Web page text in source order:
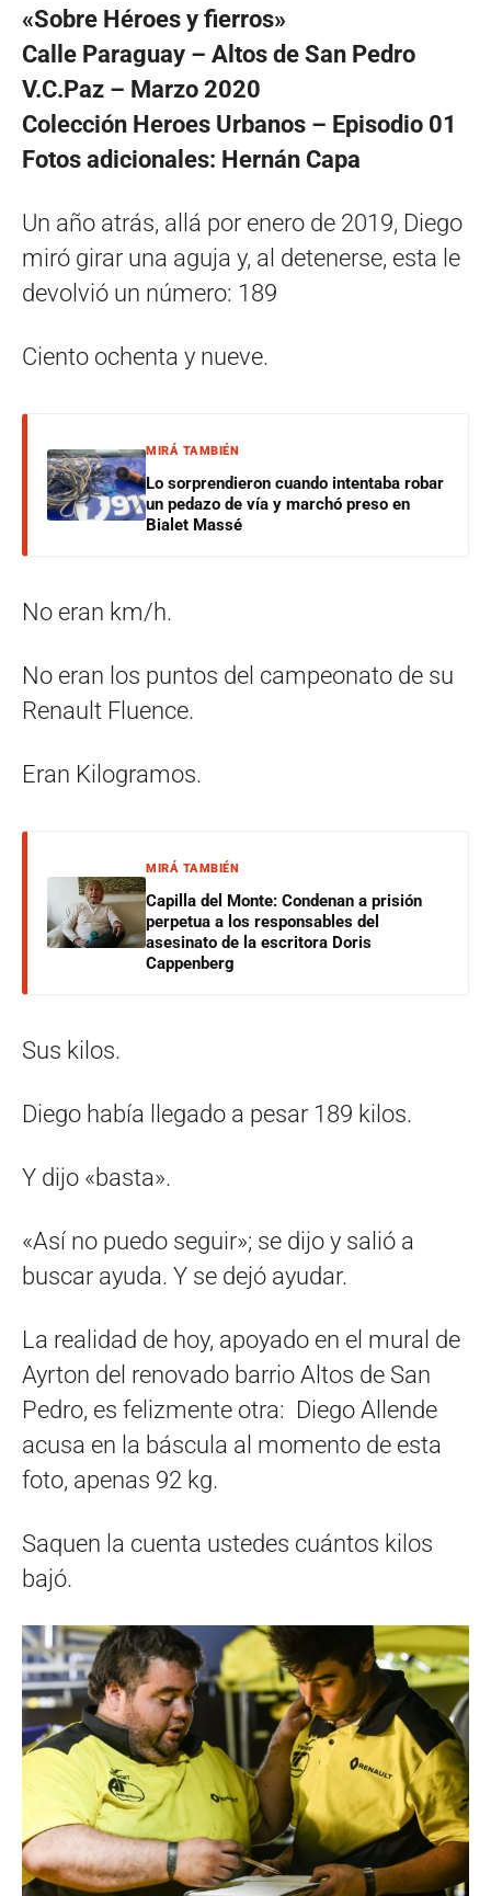
«Sobre Héroes y fierros»
Calle Paraguay – Altos de San Pedro
V.C.Paz – Marzo 2020
Colección Heroes Urbanos – Episodio 01
Fotos adicionales: Hernán Capa
Un año atrás, allá por enero de 2019, Diego
miró girar una aguja y, al detenerse, esta le
devolvió un número: 189
Ciento ochenta y nueve.
MIRÁ TAMBIÉN
Lo sorprendieron cuando intentaba robar
un pedazo de vía y marchó preso en
Bialet Massé
No eran km/h.
No eran los puntos del campeonato de su
Renault Fluence.
Eran Kilogramos.
MIRÁ TAMBIÉN
Capilla del Monte: Condenan a prisión
perpetua a los responsables del
asesinato de la escritora Doris
Cappenberg
Sus kilos.
Diego había llegado a pesar 189 kilos.
Y dijo «basta».
«Así no puedo seguir»; se dijo y salió a
buscar ayuda. Y se dejó ayudar.
La realidad de hoy, apoyado en el mural de
Ayrton del renovado barrio Altos de San
Pedro, es felizmente otra: Diego Allende
acusa en la báscula al momento de esta
foto, apenas 92 kg.
Saquen la cuenta ustedes cuántos kilos
bajó.